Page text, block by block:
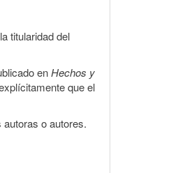
titularidad del
enHechos y
que el
o autores.